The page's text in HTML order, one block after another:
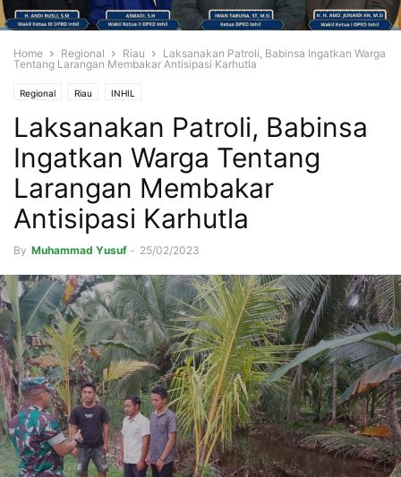
Home Regional Riau
Laksanakan Patroli, Babinsa Ingatkan Warga
Tentang Larangan Membakar Antisipasi Karhutla
Regional Riau INHIL
Laksanakan Patroli, Babinsa
Ingatkan Warga Tentang
Larangan Membakar
Antisipasi Karhutla
By Muhammad Yusuf - 25/02/2023